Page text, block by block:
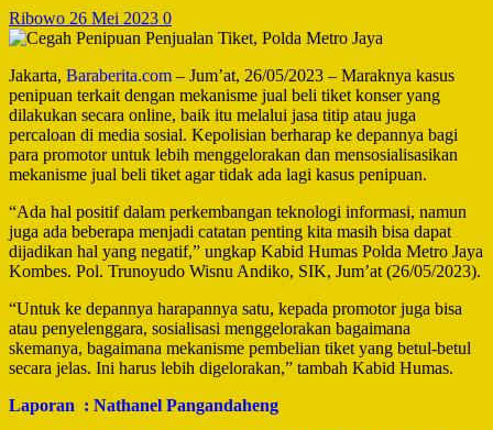
Ribowo 26 Mei 2023 0
Jakarta, Baraberita.com – Jum’at, 26/05/2023 – Maraknya kasus
penipuan terkait dengan mekanisme jual beli tiket konser yang
dilakukan secara online, baik itu melalui jasa titip atau juga
percaloan di media sosial. Kepolisian berharap ke depannya bagi
para promotor untuk lebih menggelorakan dan mensosialisasikan
mekanisme jual beli tiket agar tidak ada lagi kasus penipuan.
“Ada hal positif dalam perkembangan teknologi informasi, namun
juga ada beberapa menjadi catatan penting kita masih bisa dapat
dijadikan hal yang negatif,” ungkap Kabid Humas Polda Metro Jaya
Kombes. Pol. Trunoyudo Wisnu Andiko, SIK, Jum’at (26/05/2023).
“Untuk ke depannya harapannya satu, kepada promotor juga bisa
atau penyelenggara, sosialisasi menggelorakan bagaimana
skemanya, bagaimana mekanisme pembelian tiket yang betul-betul
secara jelas. Ini harus lebih digelorakan,” tambah Kabid Humas.
Laporan : Nathanel Pangandaheng